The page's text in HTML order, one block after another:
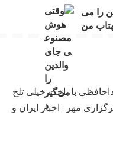
را می
من